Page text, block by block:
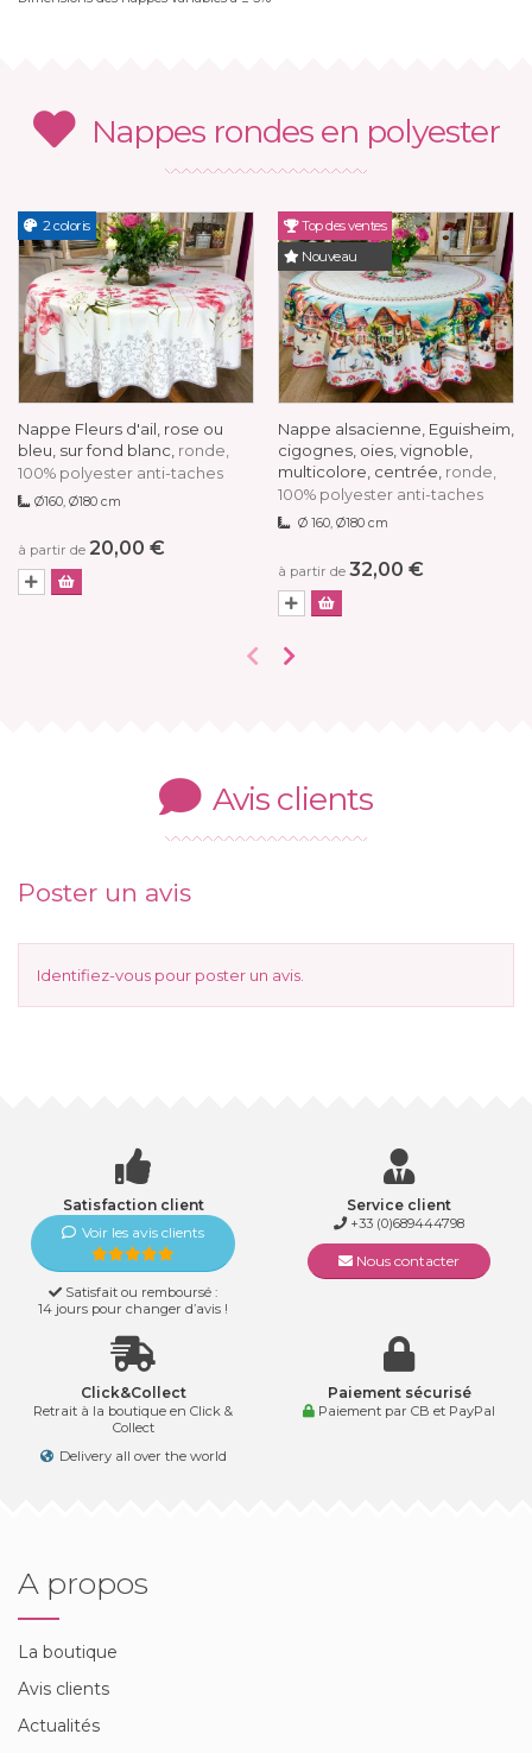
Nappes rondes en polyester
2 coloris
Nappe Fleurs d'ail, rose ou
bleu, sur fond blanc, ronde,
100% polyester anti-taches
Ø160, Ø180 cm
à partir de 20,00 €
Top des ventes
Nouveau
Nappe alsacienne, Eguisheim,
cigognes, oies, vignoble,
multicolore, centrée, ronde,
100% polyester anti-taches
Ø 160, Ø180 cm
à partir de 32,00 €
Avis clients
Poster un avis
Identifiez-vous pour poster un avis.
Satisfaction client
Voir les avis clients
Satisfait ou remboursé :
14 jours pour changer d’avis !
Service client
+33 (0)689444798
Nous contacter
Click&Collect
Retrait à la boutique en Click &
Collect
Delivery all over the world
Paiement sécurisé
Paiement par CB et PayPal
A propos
La boutique
Avis clients
Actualités